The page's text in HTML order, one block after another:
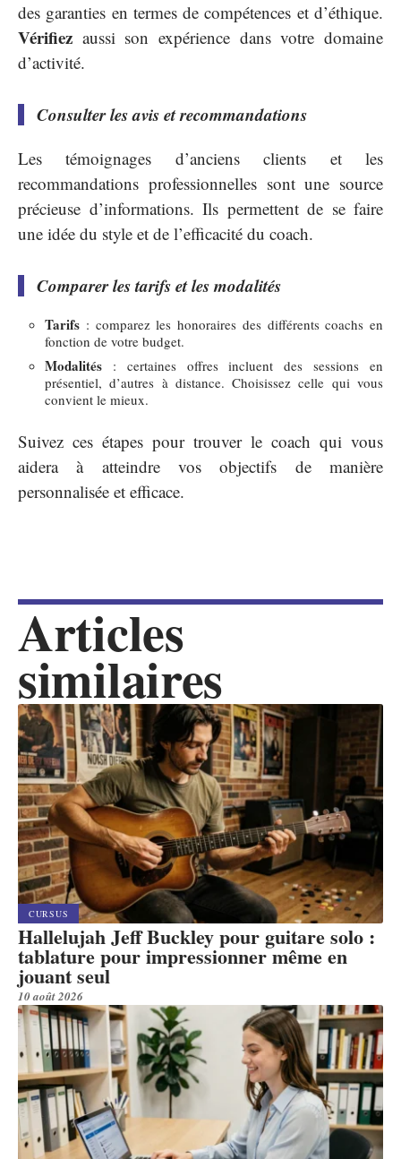
des garanties en termes de compétences et d’éthique.
Vérifiez aussi son expérience dans votre domaine
d’activité.
Consulter les avis et recommandations
Les témoignages d’anciens clients et les
recommandations professionnelles sont une source
précieuse d’informations. Ils permettent de se faire
une idée du style et de l’efficacité du coach.
Comparer les tarifs et les modalités
Tarifs : comparez les honoraires des différents coachs en
fonction de votre budget.
Modalités : certaines offres incluent des sessions en
présentiel, d’autres à distance. Choisissez celle qui vous
convient le mieux.
Suivez ces étapes pour trouver le coach qui vous
aidera à atteindre vos objectifs de manière
personnalisée et efficace.
Articles
similaires
CURSUS
Hallelujah Jeff Buckley pour guitare solo :
tablature pour impressionner même en
jouant seul
10 août 2026